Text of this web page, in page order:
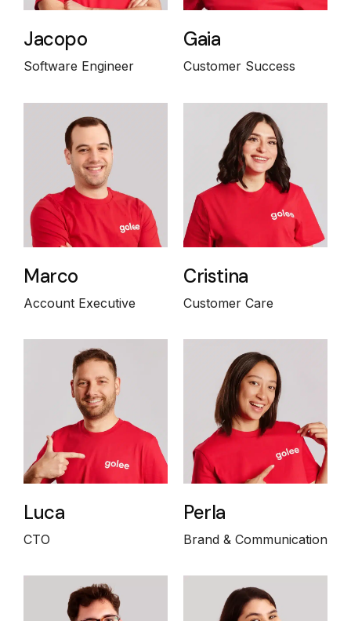
Jacopo
Software Engineer
Gaia
Customer Success
Marco
Account Executive
Cristina
Customer Care
Luca
CTO
Perla
Brand & Communication